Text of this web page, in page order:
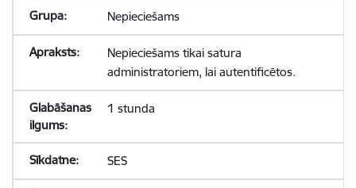
Nepieciešams
Nepieciešams tikai satura
administratoriem, lai autentificētos.
1 stunda
SES